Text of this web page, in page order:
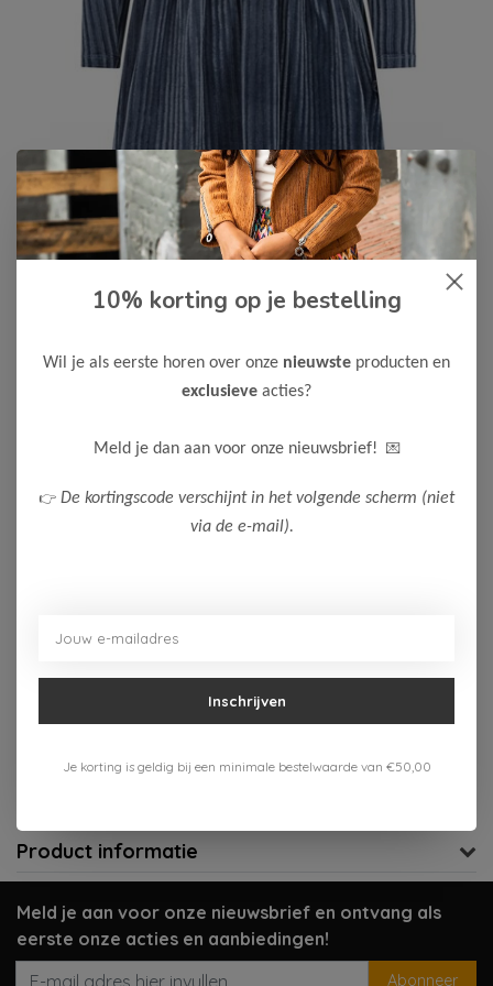
Like Flo -50%
30,00 59,99
116 122 128 134 140
146 152 158 164
Aan verlanglijst toevoegen
Verzenden 1-3 werkdagen
Product informatie
Meld je aan voor onze nieuwsbrief en ontvang als
eerste onze acties en aanbiedingen!
Abonneer
10% korting op je bestelling
Wil je als eerste horen over onze nieuwste producten en
exclusieve acties?
Meld je dan aan voor onze nieuwsbrief! 💌
👉 De kortingscode verschijnt in het volgende scherm (niet
via de e-mail).
Inschrijven
Je korting is geldig bij een minimale bestelwaarde van €50,00